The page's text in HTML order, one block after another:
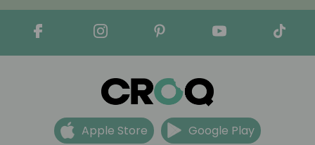
Apple Store Google Play